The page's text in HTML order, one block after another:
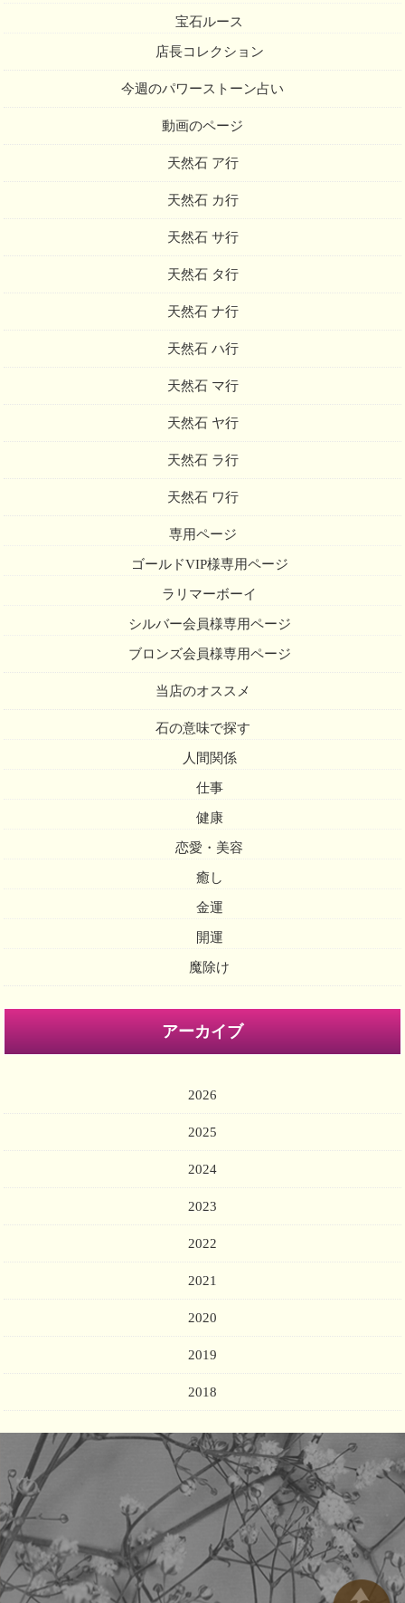
宝石ルース
店長コレクション
今週のパワーストーン占い
動画のページ
天然石 ア行
天然石 カ行
天然石 サ行
天然石 タ行
天然石 ナ行
天然石 ハ行
天然石 マ行
天然石 ヤ行
天然石 ラ行
天然石 ワ行
専用ページ
ゴールドVIP様専用ページ
ラリマーボーイ
シルバー会員様専用ページ
ブロンズ会員様専用ページ
当店のオススメ
石の意味で探す
人間関係
仕事
健康
恋愛・美容
癒し
金運
開運
魔除け
アーカイブ
2026
2025
2024
2023
2022
2021
2020
2019
2018